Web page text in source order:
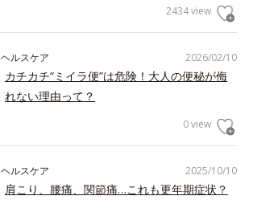
2434 view
2026/02/10
ヘルスケア
カチカチ“ミイラ便”は危険！大人の便秘が侮
れない理由って？
0 view
2025/10/10
ヘルスケア
肩こり、腰痛、関節痛…これも更年期症状？